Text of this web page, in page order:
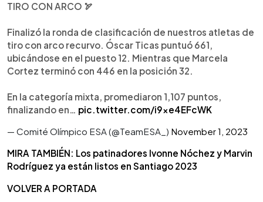
TIRO CON ARCO 🏹
Finalizó la ronda de clasificación de nuestros atletas de
tiro con arco recurvo. Óscar Ticas puntuó 661,
ubicándose en el puesto 12. Mientras que Marcela
Cortez terminó con 446 en la posición 32.
En la categoría mixta, promediaron 1,107 puntos,
finalizando en… pic.twitter.com/i9xe4EFcWK
— Comité Olímpico ESA (@TeamESA_) November 1, 2023
MIRA TAMBIÉN: Los patinadores Ivonne Nóchez y Marvin
Rodríguez ya están listos en Santiago 2023
VOLVER A PORTADA